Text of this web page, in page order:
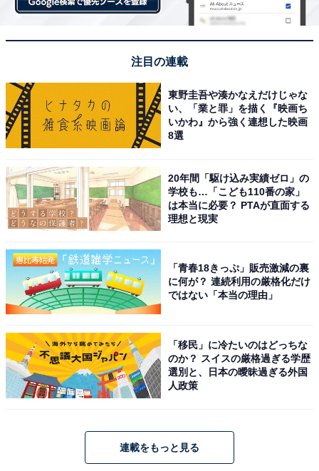
【2月の運勢】いて座（射手座）
占い師＆イラストレータープロフィール
占い師：章月 綾乃
注目の連載
東野圭吾や湊かなえだけじゃな
い、「業と罪」を描く『映画ち
いかわ』から強く連想した映画
8選
20年間「駆け込み実績ゼロ」の
学校も…「こども110番の家」
は本当に必要？ PTAが直面する
理想と現実
「青春18きっぷ」販売激減の裏
に何が？ 連続利用の厳格化だけ
ではない「本当の理由」
「移民」に冷たいのはどっちな
のか？ スイスの厳格過ぎる学歴
選別と、日本の曖昧過ぎる外国
人政策
連載をもっと見る